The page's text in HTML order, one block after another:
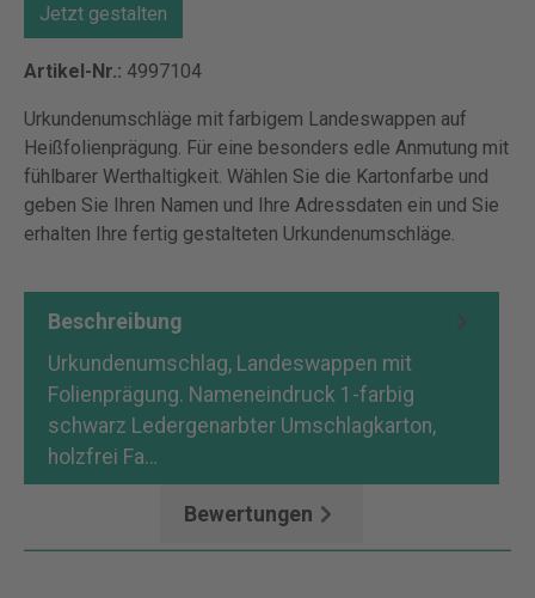
Jetzt gestalten
Artikel-Nr.: 4997104
Urkundenumschläge mit farbigem Landeswappen auf
Heißfolienprägung. Für eine besonders edle Anmutung mit
fühlbarer Werthaltigkeit. Wählen Sie die Kartonfarbe und
geben Sie Ihren Namen und Ihre Adressdaten ein und Sie
erhalten Ihre fertig gestalteten Urkundenumschläge.
Beschreibung
Urkundenumschlag, Landeswappen mit
Folienprägung. Nameneindruck 1-farbig
schwarz Ledergenarbter Umschlagkarton,
holzfrei Fa…
Bewertungen